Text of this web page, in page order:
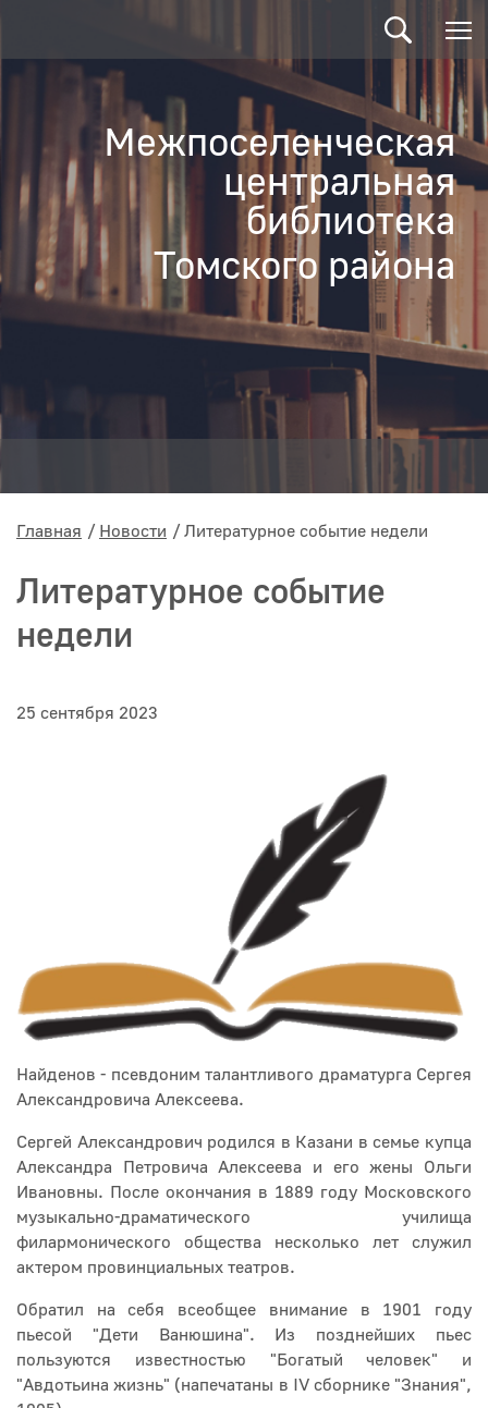
Межпоселенческая
центральная
библиотека
Томского района
Главная Новости Литературное событие недели
Литературное событие
недели
25 сентября 2023
Найденов - псевдоним талантливого драматурга Сергея
Александровича Алексеева.
Сергей Александрович родился в Казани в семье купца
Александра Петровича Алексеева и его жены Ольги
Ивановны. После окончания в 1889 году Московского
музыкально-драматического училища
филармонического общества несколько лет служил
актером провинциальных театров.
Обратил на себя всеобщее внимание в 1901 году
пьесой "Дети Ванюшина". Из позднейших пьес
пользуются известностью "Богатый человек" и
"Авдотьина жизнь" (напечатаны в IV сборнике "Знания",